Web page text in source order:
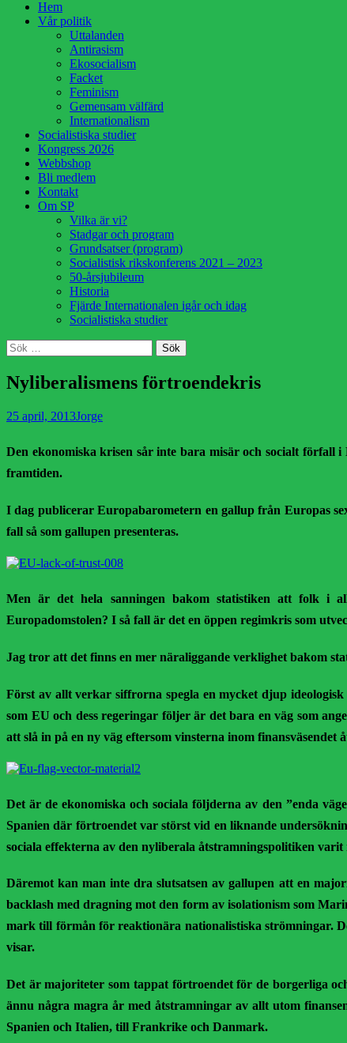
HoppaHem
Vår politik
Uttalanden
Antirasism
Ekosocialism
Facket
Feminism
Gemensam välfärd
Internationalism
Socialistiska studier
Kongress 2026
Webbshop
Bli medlem
Kontakt
Om SP
Vilka är vi?
Stadgar och program
Grundsatser (program)
Socialistisk rikskonferens 2021 – 2023
50-årsjubileum
Historia
Fjärde Internationalen igår och idag
Socialistiska studier
Sök
Sök
efter:
Nyliberalismens förtroendekris
Publicerad
25 april, 2013Författare
Jorge
Den ekonomiska krisen sår inte bara misär och socialt förfall
framtiden.
I dag publicerar Europabarometern en gallup från Europas
fall så som gallupen presenteras.
Men är det hela sanningen bakom statistiken att folk i
Europadomstolen? I så fall är det en öppen regimkris som
Jag tror att det finns en mer näraliggande verklighet bakom
Först av allt verkar siffrorna spegla en mycket djup
som EU och dess regeringar följer är det bara en väg som
att slå in på en ny väg eftersom vinsterna inom
Det är de ekonomiska och sociala följderna av den ”enda
Spanien där förtroendet var störst vid en liknande
sociala effekterna av den nyliberala åtstramningspolitiken varit
Däremot kan man inte dra slutsatsen av gallupen att en
backlash med dragning mot den form av isolationism som
mark till förmån för reaktionära nationalistiska strömningar.
visar.
Det är majoriteter som tappat förtroendet för de borgerliga
ännu några magra år med åtstramningar av allt utom
Spanien och Italien, till Frankrike och Danmark.